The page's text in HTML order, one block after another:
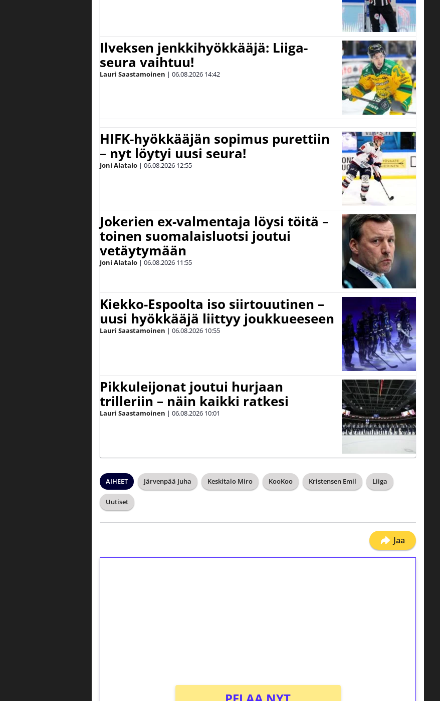
Ilveksen jenkkihyökkääjä: Liiga-
seura vaihtuu!
Lauri Saastamoinen | 06.08.2026 14:42
HIFK-hyökkääjän sopimus purettiin
– nyt löytyi uusi seura!
Joni Alatalo | 06.08.2026 12:55
Jokerien ex-valmentaja löysi töitä –
toinen suomalaisluotsi joutui
vetäytymään
Joni Alatalo | 06.08.2026 11:55
Kiekko-Espoolta iso siirtouutinen –
uusi hyökkääjä liittyy joukkueeseen
Lauri Saastamoinen | 06.08.2026 10:55
Pikkuleijonat joutui hurjaan
trilleriin – näin kaikki ratkesi
Lauri Saastamoinen | 06.08.2026 10:01
AIHEET Järvenpää Juha Keskitalo Miro KooKoo Kristensen Emil Liiga
Uutiset
Jaa